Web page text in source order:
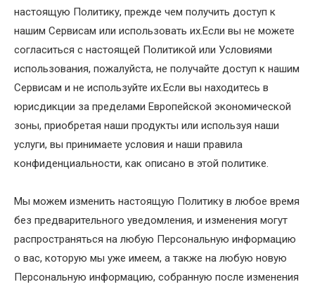
настоящую Политику, прежде чем получить доступ к
нашим Сервисам или использовать их.Если вы не можете
согласиться с настоящей Политикой или Условиями
использования, пожалуйста, не получайте доступ к нашим
Сервисам и не используйте их.Если вы находитесь в
юрисдикции за пределами Европейской экономической
зоны, приобретая наши продукты или используя наши
услуги, вы принимаете условия и наши правила
конфиденциальности, как описано в этой политике.
Мы можем изменить настоящую Политику в любое время
без предварительного уведомления, и изменения могут
распространяться на любую Персональную информацию
о вас, которую мы уже имеем, а также на любую новую
Персональную информацию, собранную после изменения